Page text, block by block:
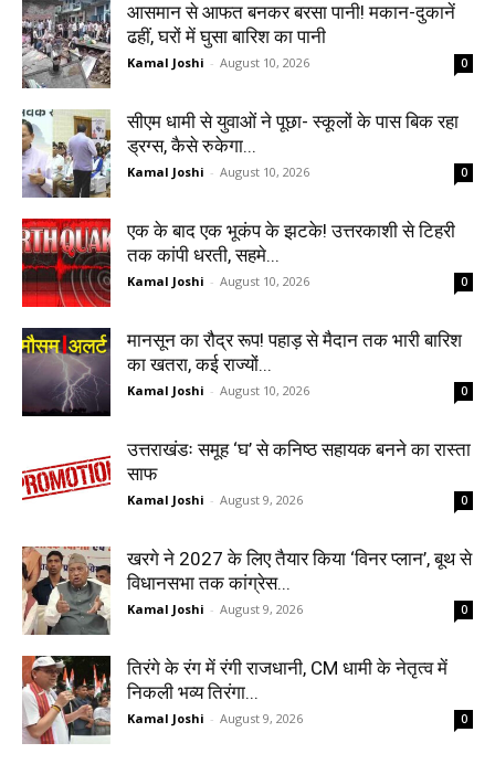
आसमान से आफत बनकर बरसा पानी! मकान-दुकानें
ढहीं, घरों में घुसा बारिश का पानी
Kamal Joshi - August 10, 2026 0
सीएम धामी से युवाओं ने पूछा- स्कूलों के पास बिक रहा
ड्रग्स, कैसे रुकेगा...
Kamal Joshi - August 10, 2026 0
एक के बाद एक भूकंप के झटके! उत्तरकाशी से टिहरी
तक कांपी धरती, सहमे...
Kamal Joshi - August 10, 2026 0
मानसून का रौद्र रूप! पहाड़ से मैदान तक भारी बारिश
का खतरा, कई राज्यों...
Kamal Joshi - August 10, 2026 0
उत्तराखंडः समूह ‘घ’ से कनिष्ठ सहायक बनने का रास्ता
साफ
Kamal Joshi - August 9, 2026 0
खरगे ने 2027 के लिए तैयार किया ‘विनर प्लान’, बूथ से
विधानसभा तक कांग्रेस...
Kamal Joshi - August 9, 2026 0
तिरंगे के रंग में रंगी राजधानी, CM धामी के नेतृत्व में
निकली भव्य तिरंगा...
Kamal Joshi - August 9, 2026 0